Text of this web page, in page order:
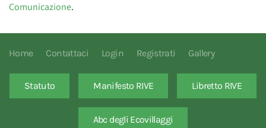
Comunicazione.
Home Contattaci Login Registrati Gallery
Statuto Manifesto RIVE Libretto RIVE
Abc degli Ecovillaggi